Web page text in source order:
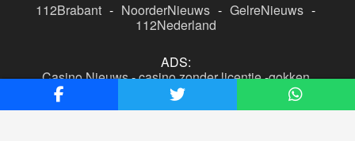
112Brabant - NoorderNieuws - GelreNieuws -
112Nederland
ADS:
Casino Nieuws-casino zonder licentie-gokken
buitenlandse site
beste online casino nederland